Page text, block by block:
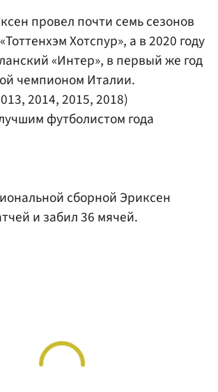
провел почти семь сезонов
Хотспур», а в 2020 году
«Интер», в первый же год
чемпионом Италии.
2014, 2015, 2018)
футболистом года
сборной Эриксен
и забил 36 мячей.